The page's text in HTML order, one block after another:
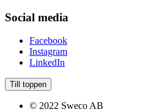
Social media
Facebook
Instagram
LinkedIn
Till toppen
© 2022 Sweco AB